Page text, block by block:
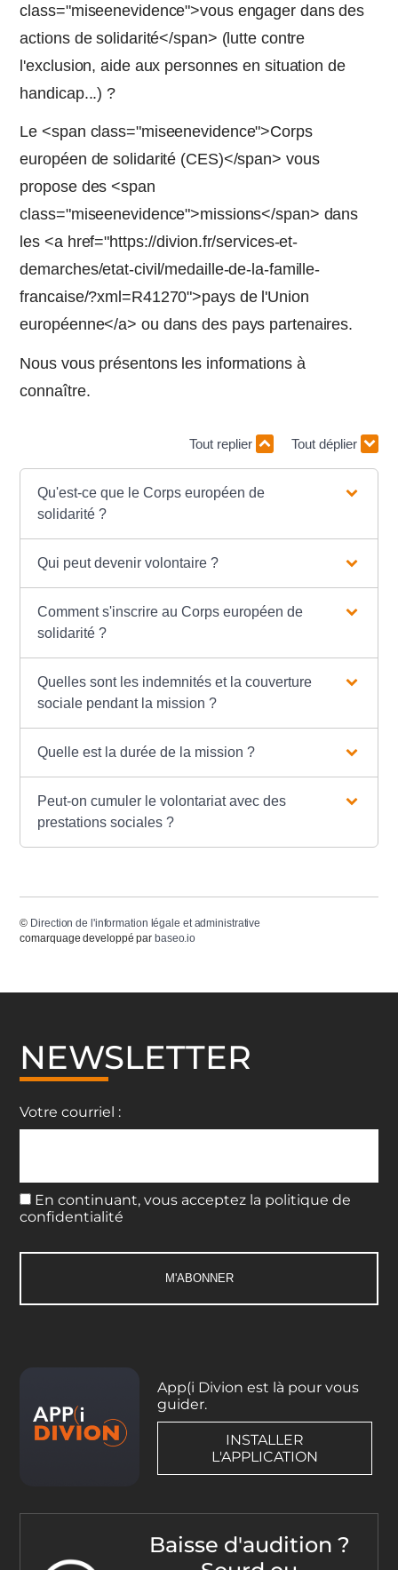
class="miseenevidence">vous engager dans des
actions de solidarité</span> (lutte contre
l'exclusion, aide aux personnes en situation de
handicap...) ?
Le <span class="miseenevidence">Corps
européen de solidarité (CES)</span> vous
propose des <span
class="miseenevidence">missions</span> dans
les <a href="https://divion.fr/services-et-
demarches/etat-civil/medaille-de-la-famille-
francaise/?xml=R41270">pays de l'Union
européenne</a> ou dans des pays partenaires.
Nous vous présentons les informations à
connaître.
Tout replier Tout déplier
Qu'est-ce que le Corps européen de
solidarité ?
Qui peut devenir volontaire ?
Comment s'inscrire au Corps européen de
solidarité ?
Quelles sont les indemnités et la couverture
sociale pendant la mission ?
Quelle est la durée de la mission ?
Peut-on cumuler le volontariat avec des
prestations sociales ?
© Direction de l'information légale et administrative
comarquage developpé par baseo.io
NEWSLETTER
Votre courriel :
En continuant, vous acceptez la politique de
confidentialité
App(i Divion est là pour vous
guider.
INSTALLER
L'APPLICATION
Baisse d'audition ?